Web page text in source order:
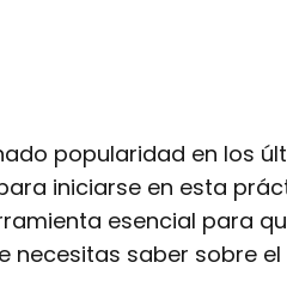
popularidad en los
iniciarse en esta
esencial para
necesitas saber sobre